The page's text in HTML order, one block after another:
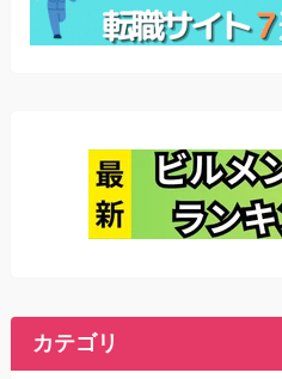
カテゴリ